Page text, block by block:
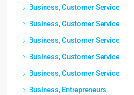
Business, Customer Service
Business, Customer Service
Business, Customer Service
Business, Customer Service
Business, Customer Service
Business, Entrepreneurs